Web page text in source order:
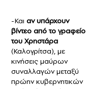
-Και αν υπάρχουν
βίντεο από το γραφείο
του Χρηστάρα
(Καλογρίτσα), με
κινήσεις μαύρων
συναλλαγών μεταξύ
πρώην κυβερνητικών